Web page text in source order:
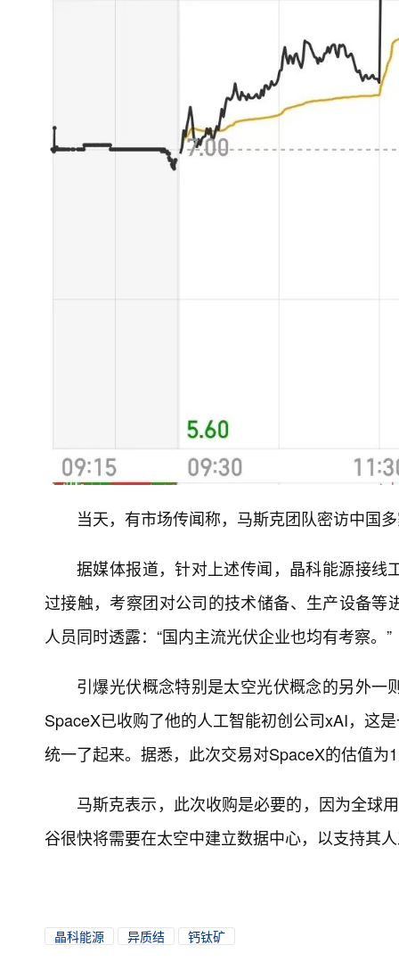
当天，有市场传闻称，马斯克团队密访中国
据媒体报道，针对上述传闻，晶科能源接
过接触，考察团对公司的技术储备、生产设备
人员同时透露：“国内主流光伏企业也均有考察。”
引爆光伏概念特别是太空光伏概念的另外
SpaceX已收购了他的人工智能初创公司xAI，这
统一了起来。据悉，此次交易对SpaceX的估值
马斯克表示，此次收购是必要的，因为全球
谷很快将需要在太空中建立数据中心，以支持其
晶科能源 异质结 钙钛矿